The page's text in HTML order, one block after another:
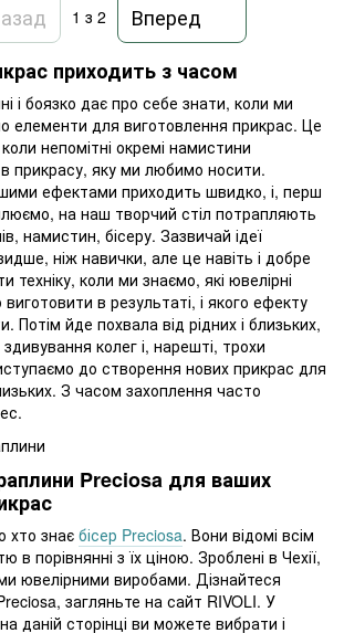
1 з 2
Вперед
приходить з часом
і боязко дає про себе знати, коли ми
елементи для виготовлення прикрас. Це
непомітні окремі намистини
прикрасу, яку ми любимо носити.
ефектами приходить швидко, і, перш
на наш творчий стіл потрапляють
намистин, бісеру. Зазвичай ідеї
ніж навички, але це навіть і добре
коли ми знаємо, які ювелірні
в результаті, і якого ефекту
Потім йде похвала від рідних і близьких,
колег і, нарешті, трохи
до створення нових прикрас для
З часом захоплення часто
Preciosa для ваших
хто знає бісер Preciosa. Вони відомі всім
в порівнянні з їх ціною. Зроблені в Чехії,
ювелірними виробами. Дізнайтеся
загляньте на сайт RIVOLI. У
даній сторінці ви можете вибрати і